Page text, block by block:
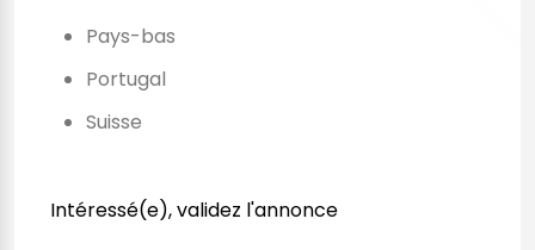
Pays-bas
Portugal
Suisse
Intéressé(e), validez l'annonce